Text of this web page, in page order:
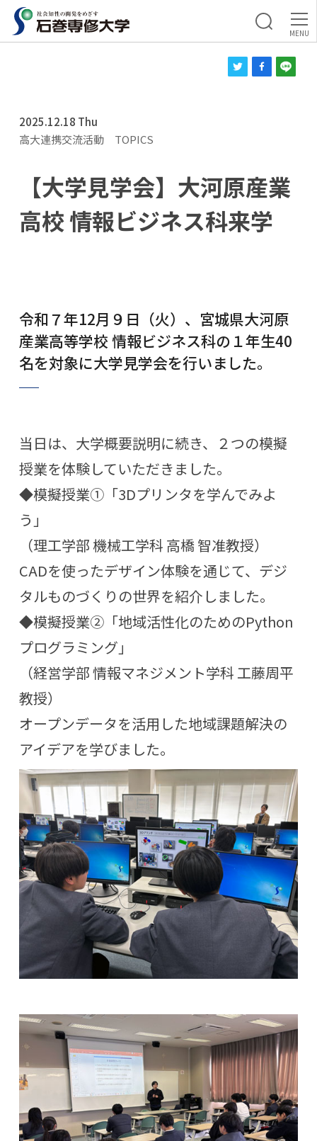
2025.12.18 Thu
高大連携交流活動
TOPICS
【大学見学会】大河原産業
高校 情報ビジネス科来学
令和７年12月９日（火）、宮城県大河原
産業高等学校 情報ビジネス科の１年生40
名を対象に大学見学会を行いました。
当日は、大学概要説明に続き、２つの模擬
授業を体験していただきました。
◆模擬授業①「3Dプリンタを学んでみよ
う」
（理工学部 機械工学科 高橋 智准教授）
CADを使ったデザイン体験を通じて、デジ
タルものづくりの世界を紹介しました。
◆模擬授業②「地域活性化のためのPython
プログラミング」
（経営学部 情報マネジメント学科 工藤周平
教授）
オープンデータを活用した地域課題解決の
アイデアを学びました。